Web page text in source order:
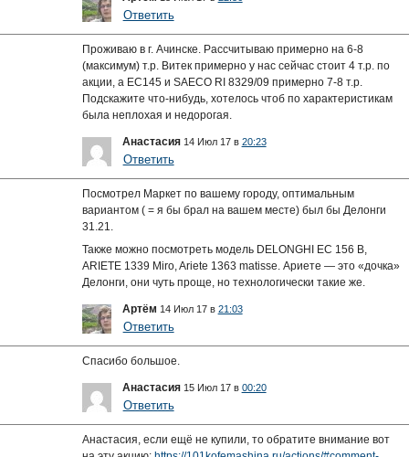
Ответить
Проживаю в г. Ачинске. Рассчитываю примерно на 6-8
(максимум) т.р. Витек примерно у нас сейчас стоит 4 т.р. по
акции, а EC145 и SAECO RI 8329/09 примерно 7-8 т.р.
Подскажите что-нибудь, хотелось чтоб по характеристикам
была неплохая и недорогая.
Анастасия 14 Июл 17 в 20:23
Ответить
Посмотрел Маркет по вашему городу, оптимальным
вариантом ( = я бы брал на вашем месте) был бы Делонги
31.21.
Также можно посмотреть модель DELONGHI EC 156 B,
ARIETE 1339 Miro, Ariete 1363 matisse. Ариете — это «дочка»
Делонги, они чуть проще, но технологически такие же.
Артём 14 Июл 17 в 21:03
Ответить
Спасибо большое.
Анастасия 15 Июл 17 в 00:20
Ответить
Анастасия, если ещё не купили, то обратите внимание вот